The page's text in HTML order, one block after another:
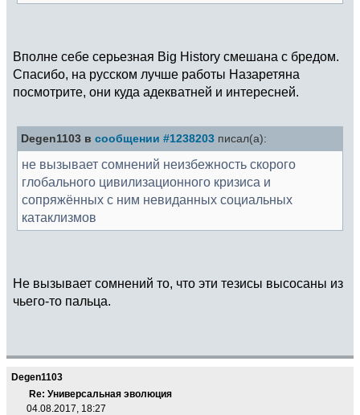
Вполне себе серьезная Big History смешана с бредом.
Спасибо, на русском лучше работы Назаретяна
посмотрите, они куда адекватней и интересней.
Degen1103 в сообщении #1238203 писал(а):
не вызывает сомнений неизбежность скорого
глобального цивилизационного кризиса и
сопряжённых с ним невиданных социальных
катаклизмов
Не вызывает сомнений то, что эти тезисы высосаны из
чьего-то пальца.
Degen1103
Re: Универсальная эволюция
04.08.2017, 18:27